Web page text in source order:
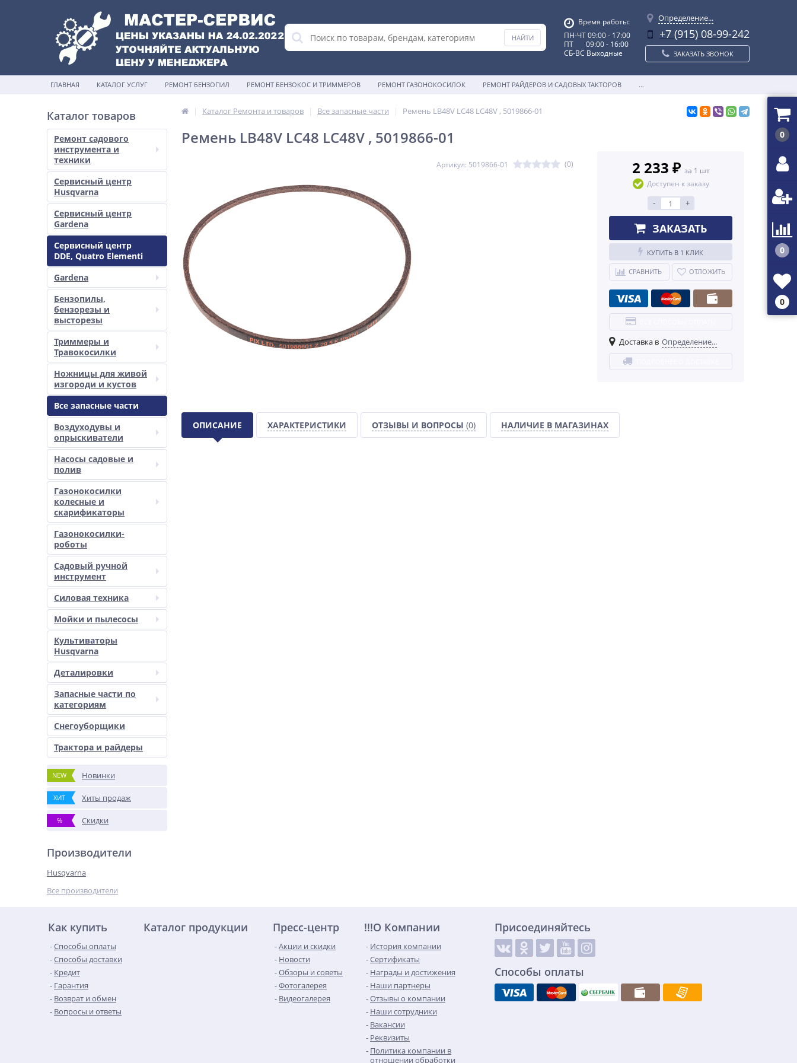
Время работы:
ПН-ЧТ 09:00 - 17:00
ПТ 09:00 - 16:00
СБ-ВС Выходные
Определение...
+7 (915) 08-99-242
ЗАКАЗАТЬ ЗВОНОК
ГЛАВНАЯ КАТАЛОГ УСЛУГ РЕМОНТ БЕНЗОПИЛ РЕМОНТ БЕНЗОКОС И ТРИММЕРОВ РЕМОНТ ГАЗОНОКОСИЛОК РЕМОНТ РАЙДЕРОВ И САДОВЫХ ТАКТОРОВ ...
Каталог товаров
Ремонт садового
инструмента и
техники
Сервисный центр
Husqvarna
Сервисный центр
Gardena
Сервисный центр
DDE, Quatro Elementi
Gardena
Бензопилы,
бензорезы и
высторезы
Триммеры и
Травокосилки
Ножницы для живой
изгороди и кустов
Все запасные части
Воздуходувы и
опрыскиватели
Насосы садовые и
полив
Газонокосилки
колесные и
скарификаторы
Газонокосилки-
роботы
Садовый ручной
инструмент
Силовая техника
Мойки и пылесосы
Культиваторы
Husqvarna
Деталировки
Запасные части по
категориям
Снегоуборщики
Трактора и райдеры
NEW Новинки
ХИТ Хиты продаж
% Скидки
Производители
Husqvarna
Все производители
Каталог Ремонта и товаров Все запасные части Ремень LB48V LC48 LC48V , 5019866-01
Ремень LB48V LC48 LC48V , 5019866-01
Артикул: 5019866-01 (0) 2 233 ₽ за 1 шт
Доступен к заказу
- +
ЗАКАЗАТЬ
КУПИТЬ В 1 КЛИК
СРАВНИТЬ ОТЛОЖИТЬ
Доставка в Определение...
ОПИСАНИЕ ХАРАКТЕРИСТИКИ ОТЗЫВЫ И ВОПРОСЫ (0) НАЛИЧИЕ В МАГАЗИНАХ
Как купить
Способы оплаты
Способы доставки
Кредит
Гарантия
Возврат и обмен
Вопросы и ответы
Каталог продукции Пресс-центр
Акции и скидки
Новости
Обзоры и советы
Фотогалерея
Видеогалерея
!!!О Компании
История компании
Сертификаты
Награды и достижения
Наши партнеры
Отзывы о компании
Наши сотрудники
Вакансии
Реквизиты
Политика компании в
отношении обработки
Присоединяйтесь
Способы оплаты
0
0
0